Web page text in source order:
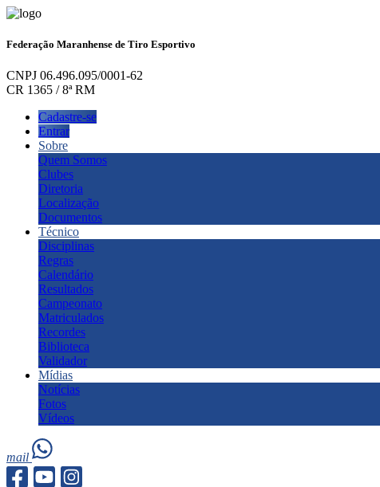
Federação Maranhense de Tiro Esportivo
CNPJ 06.496.095/0001-62
CR 1365 / 8ª RM
Cadastre-se
Entrar
Sobre
Quem Somos
Clubes
Diretoria
Localização
Documentos
Técnico
Disciplinas
Regras
Calendário
Resultados
Campeonato
Matriculados
Recordes
Biblioteca
Validador
Mídias
Notícias
Fotos
Vídeos
mail